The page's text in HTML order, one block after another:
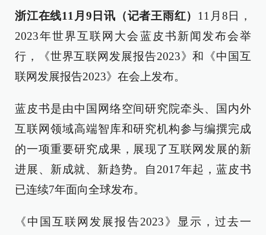
浙江在线11月9日讯（记者王雨红） 11月8日，
2023年世界互联网大会蓝皮书新闻发布会举
行，《世界互联网发展报告2023》和《中国互
联网发展报告2023》在会上发布。
蓝皮书是由中国网络空间研究院牵头、国内外
互联网领域高端智库和研究机构参与编撰完成
的一项重要研究成果，展现了互联网发展的新
进展、新成就、新趋势。自2017年起，蓝皮书
已连续7年面向全球发布。
《中国互联网发展报告2023》显示，过去一